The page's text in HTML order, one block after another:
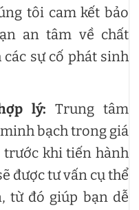
tôi cam kết bảo
an tâm về chất
sự cố phát sinh
lý: Trung tâm
bạch trong giá
trước khi tiến hành
được tư vấn cụ thể
từ đó giúp bạn dễ